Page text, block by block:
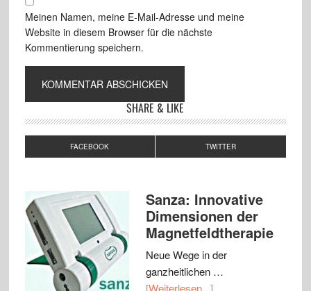
Meinen Namen, meine E-Mail-Adresse und meine
Website in diesem Browser für die nächste
Kommentierung speichern.
SHARE & LIKE
FACEBOOK TWITTER
Sanza: Innovative
Dimensionen der
Magnetfeldtherapie
Neue Wege in der
ganzheitlichen …
[Weiterlesen...]